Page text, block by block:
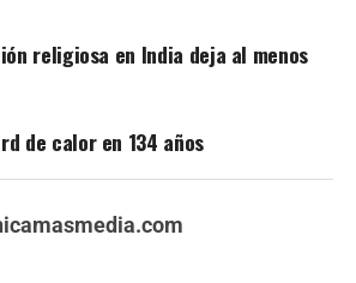
religiosa en India deja al menos
de calor en 134 años